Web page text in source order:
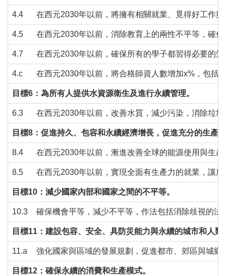
4.4 在西元2030年以前，將擁有相關就業、覓得好工作
4.5 在西元2030年以前，消除教育上的兩性不平等，確
4.7 在西元2030年以前，確保所有的學子都習得必要的
4.c 在西元2030年以前，將合格師資人數增加x%，包括
目標6：為所有人提供水資源衛生及進行永續管理。
6.3 在西元2030年以前，改善水質，減少污染，消除垃
目標8：促進持久、包容和永續經濟增長，促進充分的生產
8.4 在西元2030年以前，漸進改善全球的能源使用與生
8.5 在西元2030年以前，實現全面有生產力的就業，讓
目標10：減少國家內部和國家之間的不平等。
10.3 確保機會平等，減少不平等，作法包括消除歧視的
目標11：建設包容、安全、具防災能力與永續的城市和人類
11.a 強化國家與區域的發展規劃，促進都市、郊區與城鄉
目標12：確保永續的消費和生產模式。